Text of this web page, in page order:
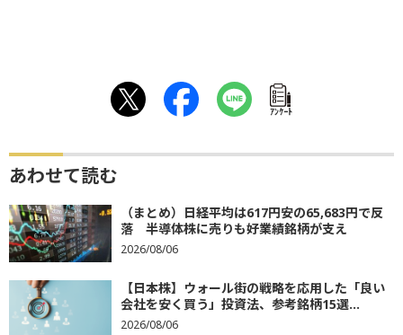
ｱﾝｹｰﾄ
あわせて読む
（まとめ）日経平均は617円安の65,683円で反
落 半導体株に売りも好業績銘柄が支え
2026/08/06
【日本株】ウォール街の戦略を応用した「良い
会社を安く買う」投資法、参考銘柄15選...
2026/08/06